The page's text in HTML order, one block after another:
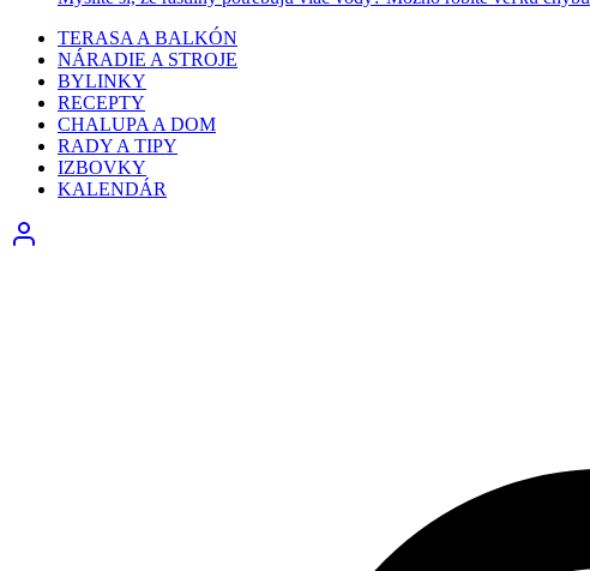
TERASA A BALKÓN
NÁRADIE A STROJE
BYLINKY
RECEPTY
CHALUPA A DOM
RADY A TIPY
IZBOVKY
KALENDÁR